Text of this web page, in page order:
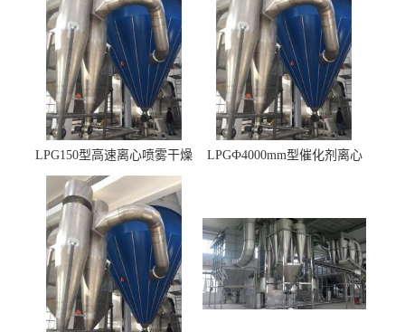
LPG150型高速离心喷雾干燥
机 φ2.85m
LPGФ4000mm型催化剂离心